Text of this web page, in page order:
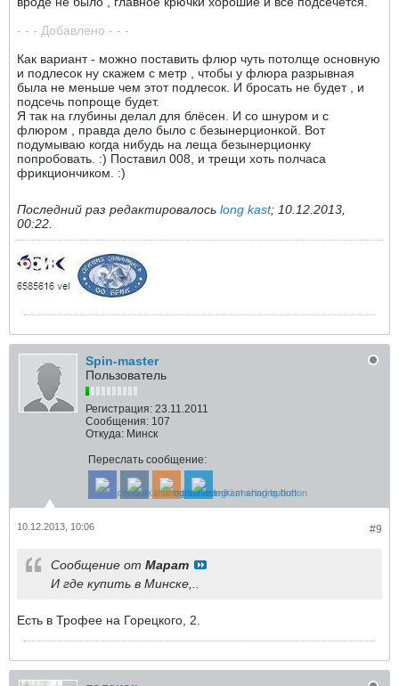
- - - Добавлено - - -
Как вариант - можно поставить флюр чуть потолще основную
и подлесок ну скажем с метр , чтобы у флюра разрывная
была не меньше чем этот подлесок. И бросать не будет , и
подсечь попроще будет.
Я так на глубины делал для блёсен. И со шнуром и с
флюром , правда дело было с безынерционкой. Вот
подумываю когда нибудь на леща безынерционку
попробовать. :) Поставил 008, и трещи хоть полчаса
фрикциончиком. :)
Последний раз редактировалось long kast; 10.12.2013,
00:22
Spin-master
Пользователь
Регистрация: 23.11.2011
Сообщения: 107
Откуда: Минск
Переслать сообщение:
#9
10.12.2013, 10:06
Сообщение от Марат
И где купить в Минске,..
Есть в Трофее на Горецкого, 2.